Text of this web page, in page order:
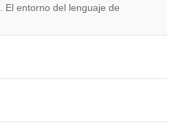
website?
. El entorno del lenguaje de